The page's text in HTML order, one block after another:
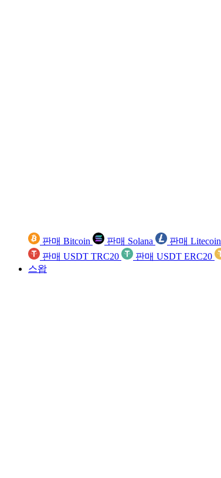
판매 Bitcoin 판매 Solana 판매 Litecoin
판매 USDT TRC20
판매 USDT ERC20
스왑